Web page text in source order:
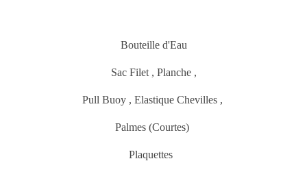
Bouteille d'Eau
Sac Filet , Planche ,
Pull Buoy , Elastique Chevilles ,
Palmes (Courtes)
Plaquettes